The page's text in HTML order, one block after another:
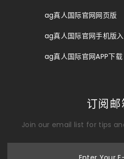
ag真人国际官网网页版
ag真人国际官网手机版
ag真人国际官网APP下载
订阅邮
Join our email list for tips